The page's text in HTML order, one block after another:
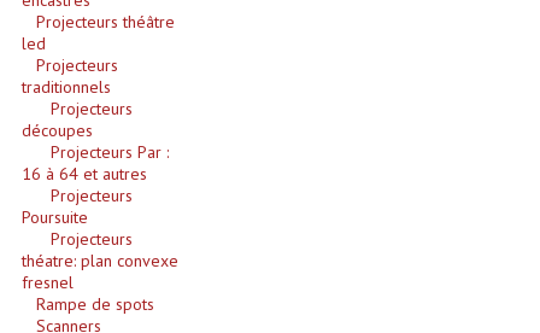
Lasers D'extérieur Multi-Points
Projecteurs théâtre
led
Projecteurs
traditionnels
Projecteurs
découpes
Projecteurs Par :
16 à 64 et autres
Projecteurs
Poursuite
Projecteurs
théatre: plan convexe
fresnel
Rampe de spots
Scanners